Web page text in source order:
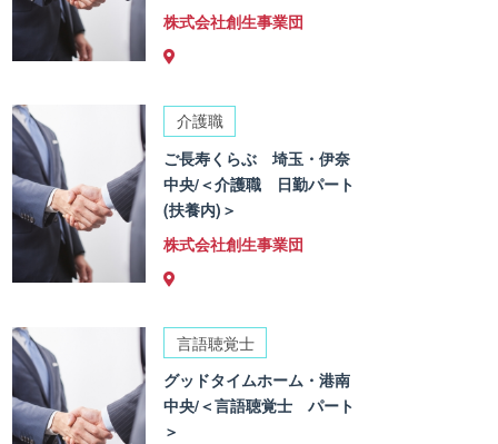
株式会社創生事業団
介護職
ご長寿くらぶ 埼玉・伊奈
中央/＜介護職 日勤パート
(扶養内)＞
株式会社創生事業団
言語聴覚士
グッドタイムホーム・港南
中央/＜言語聴覚士 パート
＞